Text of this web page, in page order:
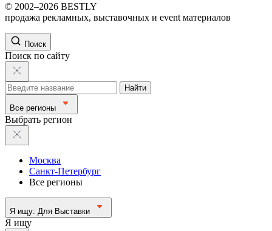
© 2002–2026 BESTLY
продажа рекламных, выставочных и event материалов
Поиск
Поиск по сайту
Найти
Все регионы
Выбрать регион
Москва
Санкт-Петербург
Все регионы
Я ищу: Для Выставки
Я ищу